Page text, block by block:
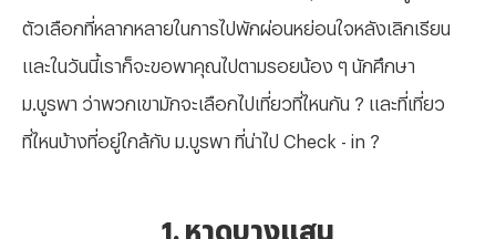
ตัวเลือกที่หลากหลายในการไปพักผ่อนหย่อนใจหลังเลิกเรียน
และในวันนี้เราก็จะขอพาคุณไปตามรอยน้อง ๆ นักศึกษา
ม.บูรพา ว่าพวกเขามักจะเลือกไปเที่ยวที่ไหนกัน ? และที่เที่ยว
ที่ไหนบ้างที่อยู่ใกล้กับ ม.บูรพา ที่น่าไป Check - in ?
1. หาดบางแสน